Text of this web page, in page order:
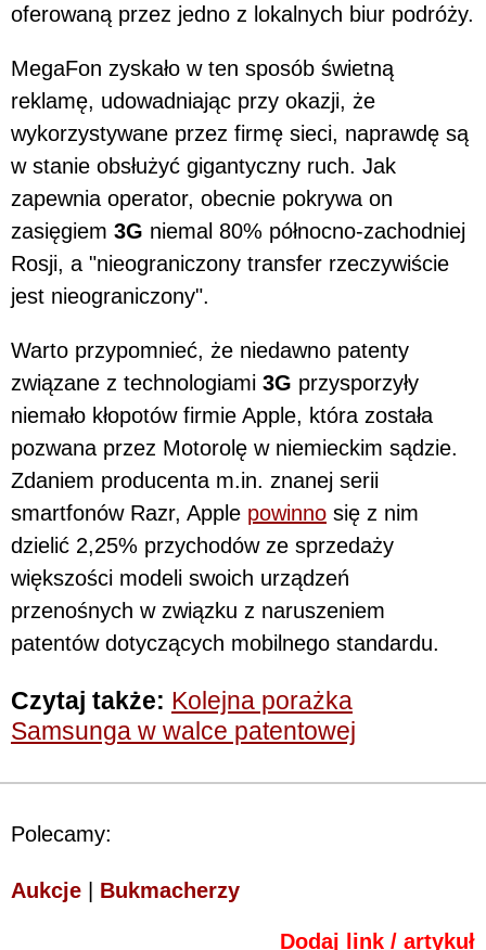
oferowaną przez jedno z lokalnych biur podróży.
MegaFon zyskało w ten sposób świetną
reklamę, udowadniając przy okazji, że
wykorzystywane przez firmę sieci, naprawdę są
w stanie obsłużyć gigantyczny ruch. Jak
zapewnia operator, obecnie pokrywa on
zasięgiem 3G niemal 80% północno-zachodniej
Rosji, a "nieograniczony transfer rzeczywiście
jest nieograniczony".
Warto przypomnieć, że niedawno patenty
związane z technologiami 3G przysporzyły
niemało kłopotów firmie Apple, która została
pozwana przez Motorolę w niemieckim sądzie.
Zdaniem producenta m.in. znanej serii
smartfonów Razr, Apple powinno się z nim
dzielić 2,25% przychodów ze sprzedaży
większości modeli swoich urządzeń
przenośnych w związku z naruszeniem
patentów dotyczących mobilnego standardu.
Czytaj także: Kolejna porażka
Samsunga w walce patentowej
Polecamy:
Aukcje Bukmacherzy
Dodaj link / artykuł